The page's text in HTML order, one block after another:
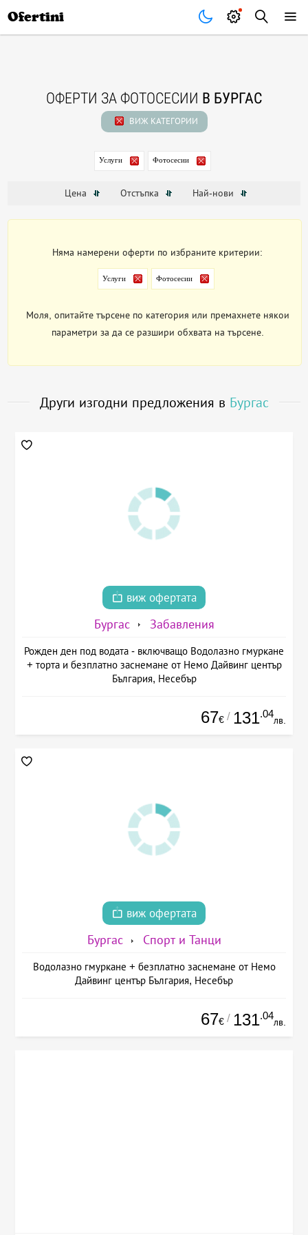
Ofertini
ОФЕРТИ ЗА ФОТОСЕСИИ В БУРГАС
ВИЖ КАТЕГОРИИ
Услуги Фотосесии
Цена Отстъпка Най-нови
Няма намерени оферти по избраните критерии:
Услуги Фотосесии
Моля, опитайте търсене по категория или премахнете някои
параметри за да се разшири обхвата на търсене.
Други изгодни предложения в Бургас
виж офертата
Бургас Забавления
Рожден ден под водата - включващо Водолазно гмуркане
+ торта и безплатно заснемане от Немо Дайвинг център
България, Несебър
67€ / 131.04
лв.
виж офертата
Бургас Спорт и Танци
Водолазно гмуркане + безплатно заснемане от Немо
Дайвинг център България, Несебър
67€ / 131.04
лв.